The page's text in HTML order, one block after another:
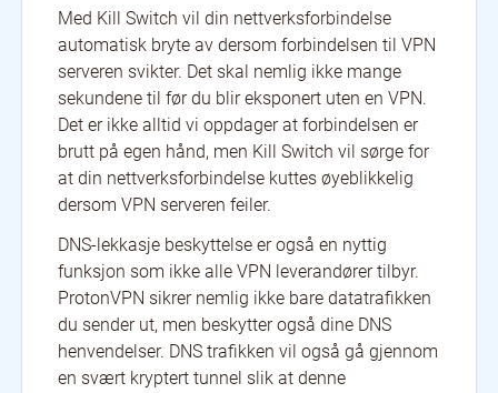
Med Kill Switch vil din nettverksforbindelse
automatisk bryte av dersom forbindelsen til VPN
serveren svikter. Det skal nemlig ikke mange
sekundene til før du blir eksponert uten en VPN.
Det er ikke alltid vi oppdager at forbindelsen er
brutt på egen hånd, men Kill Switch vil sørge for
at din nettverksforbindelse kuttes øyeblikkelig
dersom VPN serveren feiler.
DNS-lekkasje beskyttelse er også en nyttig
funksjon som ikke alle VPN leverandører tilbyr.
ProtonVPN sikrer nemlig ikke bare datatrafikken
du sender ut, men beskytter også dine DNS
henvendelser. DNS trafikken vil også gå gjennom
en svært kryptert tunnel slik at denne